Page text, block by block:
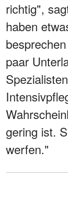
richtig",
haben
paar
gering ist.
werfen."